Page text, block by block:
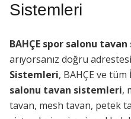
Sistemleri
BAHÇE spor salonu
arıyorsanız doğru
Sistemleri, BAHÇE ve
salonu tavan sistemleri,
tavan, mesh tavan, petek